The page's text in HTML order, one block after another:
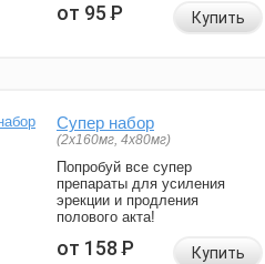
от 95Р Купить
Супер набор
(2х160мг, 4х80мг)
Попробуй все супер
препараты для усиления
эрекции и продления
полового акта!
от 158Р Купить